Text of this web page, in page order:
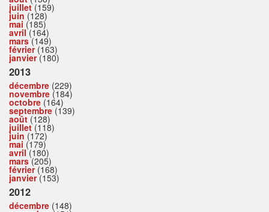
juillet(159)
juin (128)
mai (185)
avril(164)
mars(149)
février(163)
janvier(180)
2013
décembre (229)
novembre (184)
octobre (164)
septembre (139)
août (128)
juillet(118)
juin (172)
mai (179)
avril(180)
mars(205)
février(168)
janvier(153)
2012
décembre (148)